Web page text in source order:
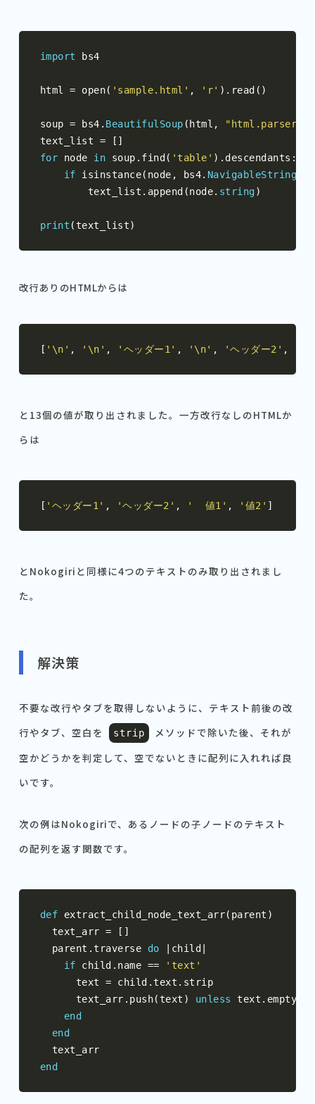
import bs4
html = open( 'sample.html' , 'r' ). read ()
soup = bs4 . BeautifulSoup ( html , "html.parser"
text_list =
[]
for node in soup . find ( 'table' ). descendants :
if isinstance( node , bs4. NavigableString
        text_list
. append (node. string)
print (text_list)
改行ありのHTMLからは
[ '\n' , '\n' , 'ヘッダー1' , '\n' , 'ヘッダー2' ,
と13個の値が取り出されました。一方改行なしのHTMLか
らは
[ 'ヘッダー1' , 'ヘッダー2' , '  値1' , '値2' ]
とNokogiriと同様に4つのテキストのみ取り出されまし
た。
解決策
不要な改行やタブを取得しないように、テキスト前後の改
行やタブ、空白を
strip
メソッドで除いた後、それが
空かどうかを判定して、空でないときに配列に入れれば良
いです。
次の例はNokogiriで、あるノードの子ノードのテキスト
の配列を返す関数です。
def extract_child_node_text_arr( parent )
  text_arr
=
[]
  parent
.traverse do child
if child . name ==
'text'
      text
= child .text . strip
      text_arr
. push(text ) unless text . empty
end
end
end